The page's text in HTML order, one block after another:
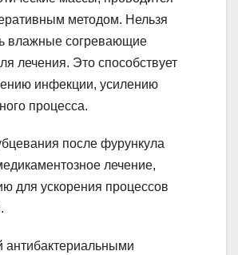
методом. Нельзя
влажные согревающие
лечения. Это способствует
инфекции, усилению
процесса.
после фурункула
лечение,
для ускорения процессов
антибактериальными